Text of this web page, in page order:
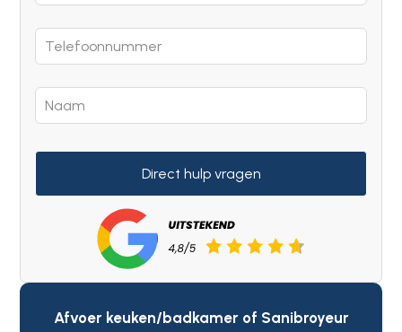
Direct hulp vragen
Afvoer keuken/badkamer of Sanibroyeur